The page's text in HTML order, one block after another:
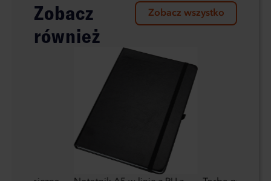
Zobacz
również
Zobacz wszystko